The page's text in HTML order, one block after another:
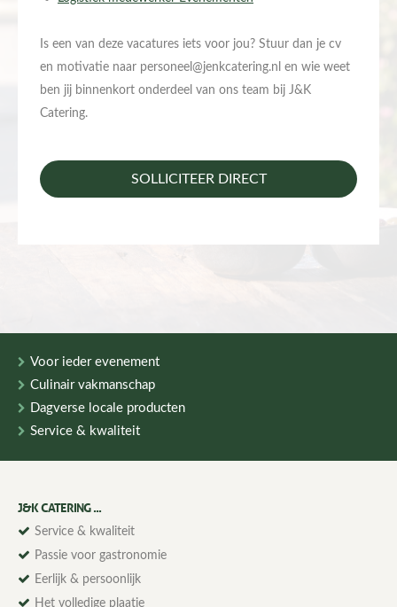
Is een van deze vacatures iets voor jou? Stuur dan je cv
en motivatie naar personeel@jenkcatering.nl en wie weet
ben jij binnenkort onderdeel van ons team bij J&K
Catering.
SOLLICITEER DIRECT
Voor ieder evenement
Culinair vakmanschap
Dagverse locale producten
Service & kwaliteit
J&K CATERING ...
Service & kwaliteit
Passie voor gastronomie
Eerlijk & persoonlijk
Het volledige plaatje